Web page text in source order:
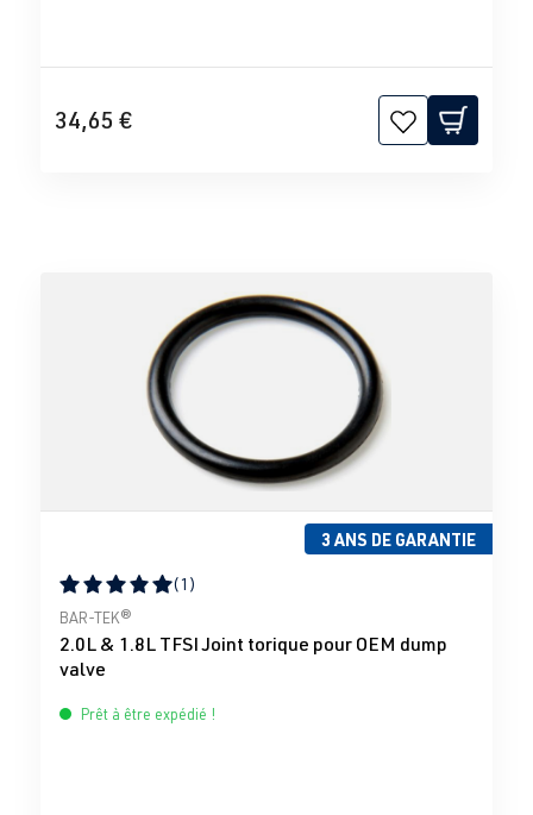
34,65 €
3 ANS DE GARANTIE
Note moyenne de 5 sur 5 étoiles
(1)
BAR-TEK®
2.0L & 1.8L TFSI Joint torique pour OEM dump
valve
Prêt à être expédié !